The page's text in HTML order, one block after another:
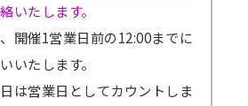
いたします。
開催1営業日前の12:00までに
いたします。
は営業日としてカウントしま